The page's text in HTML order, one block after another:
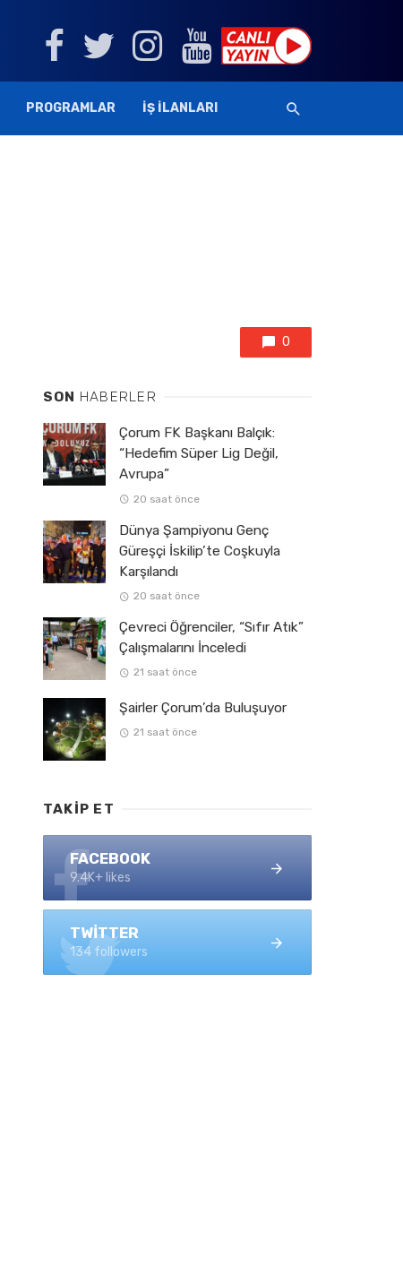
PROGRAMLAR İŞ İLANLARI
0
SON HABERLER
Çorum FK Başkanı Balçık:
“Hedefim Süper Lig Değil,
Avrupa”
20 saat önce
Dünya Şampiyonu Genç
Güreşçi İskilip’te Coşkuyla
Karşılandı
20 saat önce
Çevreci Öğrenciler, “Sıfır Atık”
Çalışmalarını İnceledi
21 saat önce
Şairler Çorum’da Buluşuyor
21 saat önce
TAKIP ET
FACEBOOK
9.4K+ likes
TWITTER
134 followers